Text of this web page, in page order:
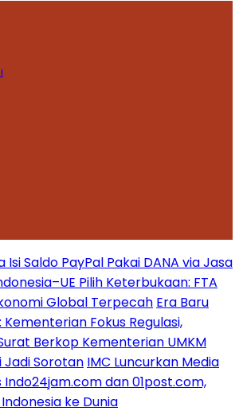
Isi Saldo PayPal Pakai DANA via Jasa
Pilih Keterbukaan: FTA
Global Terpecah Era Baru
Kementerian Fokus Regulasi,
Berkop Kementerian UMKM
Sorotan IMC Luncurkan Media
dan 01post.com,
ke Dunia